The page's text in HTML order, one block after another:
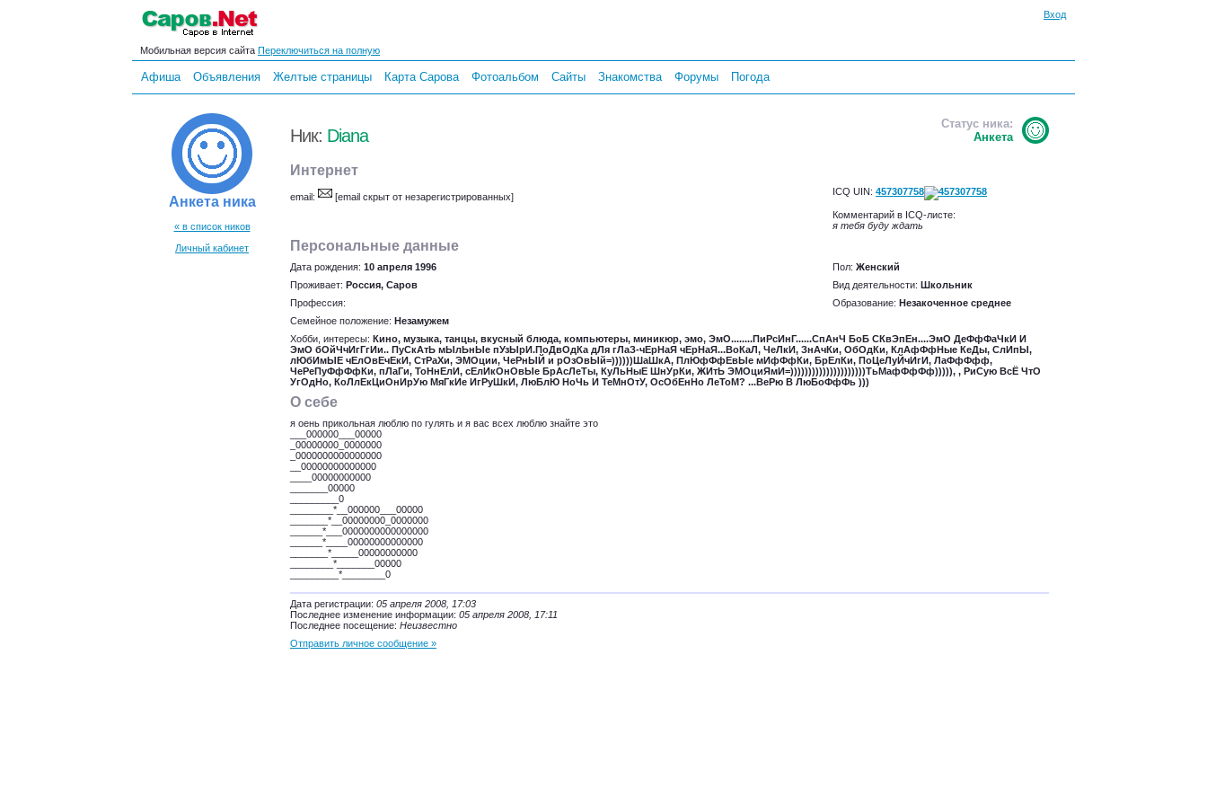
Вход
Мобильная версия сайта Переключиться на полную
Афиша Объявления Желтые страницы Карта Сарова Фотоальбом Сайты Знакомства Форумы Погода
Анкета ника
« в список ников
Личный кабинет
Ник: Diana
Статус ника:
Анкета
Интернет
email: [email скрыт от незарегистрированных] ICQ UIN: 457307758
Комментарий в ICQ-листе:
я тебя буду ждать
Персональные данные
Дата рождения: 10 апреля 1996 Пол: Женский
Проживает: Россия, Саров Вид деятельности: Школьник
Профессия:
Образование: Незакоченное среднее
Семейное положение: Незамужем
Хобби, интересы: Кино, музыка, танцы, вкусный блюда, компьютеры, миникюр, эмо, ЭмО........ПиРсИнГ......СпАнЧ БоБ СКвЭпЕн....ЭмО ДеФфФаЧкИ И
ЭмО бОйЧчИгГгИи.. ПуСкАтЬ мЫлЬнЫе пУзЫрИ.ПоДвОдКа дЛя гЛаЗ-чЕрНаЯ чЕрНаЯ...ВоКаЛ, ЧеЛкИ, ЗнАчКи, ОбОдКи, КлАфФфНые КеДы, СлИпЫ,
лЮбИмЫЕ чЕлОвЕчЕкИ, СтРаХи, ЭМОции, ЧеРнЫЙ и рОзОвЫй=))))))ШаШкА, ПлЮфФфЕвЫе мИфФфКи, БрЕлКи, ПоЦеЛуЙчИгИ, ЛаФфФфф,
ЧеРеПуФфФфКи, пЛаГи, ТоНнЕлИ, сЕлИкОнОвЫе БрАсЛеТы, КуЛьНыЕ ШнУрКи, ЖИтЬ ЭМОциЯмИ=)))))))))))))))))))))ТьМафФфФф))))), , РиСую ВсЁ ЧтО
УгОдНо, КоЛлЕкЦиОнИрУю МяГкИе ИгРуШкИ, ЛюБлЮ НоЧь И ТеМнОтУ, ОсОбЕнНо ЛеТоМ? ...ВеРю В ЛюБоФфФь )))
О себе
я оень прикольная люблю по гулять и я вас всех люблю знайте это
___000000___00000
_00000000_0000000
_0000000000000000
__00000000000000
____00000000000
_______00000
_________0
________*__000000___00000
_______*__00000000_0000000
______*___0000000000000000
______*____00000000000000
_______*_____00000000000
________*_______00000
_________*________0
Дата регистрации: 05 апреля 2008, 17:03
Последнее изменение информации: 05 апреля 2008, 17:11
Последнее посещение: Неизвестно
Отправить личное сообщение »